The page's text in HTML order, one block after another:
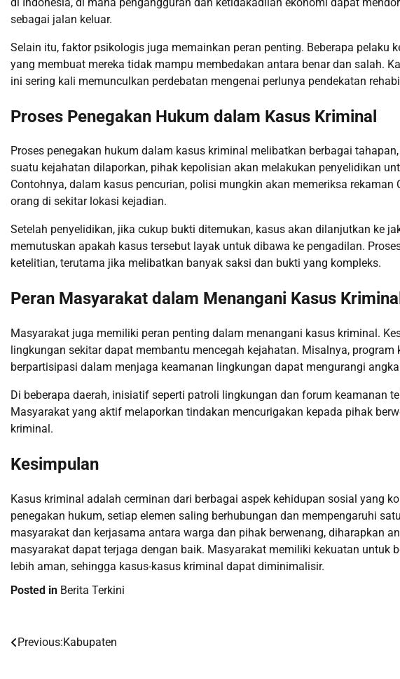
sebagai jalan keluar.
Selain itu, faktor psikologis juga memainkan peran penting. Beberapa pelaku
yang membuat mereka tidak mampu membedakan antara benar dan salah.
ini sering kali memunculkan perdebatan mengenai perlunya pendekatan
Proses Penegakan Hukum dalam Kasus Kriminal
Proses penegakan hukum dalam kasus kriminal melibatkan berbagai
suatu kejahatan dilaporkan, pihak kepolisian akan melakukan penyelidikan
Contohnya, dalam kasus pencurian, polisi mungkin akan memeriksa
orang di sekitar lokasi kejadian.
Setelah penyelidikan, jika cukup bukti ditemukan, kasus akan dilanjutkan ke
memutuskan apakah kasus tersebut layak untuk dibawa ke pengadilan.
ketelitian, terutama jika melibatkan banyak saksi dan bukti yang kompleks.
Peran Masyarakat dalam Menangani Kasus Kriminal
Masyarakat juga memiliki peran penting dalam menangani kasus kriminal.
lingkungan sekitar dapat membantu mencegah kejahatan. Misalnya,
berpartisipasi dalam menjaga keamanan lingkungan dapat mengurangi
Di beberapa daerah, inisiatif seperti patroli lingkungan dan forum keamanan
Masyarakat yang aktif melaporkan tindakan mencurigakan kepada pihak
kriminal.
Kesimpulan
Kasus kriminal adalah cerminan dari berbagai aspek kehidupan sosial yang
penegakan hukum, setiap elemen saling berhubungan dan mempengaruhi
masyarakat dan kerjasama antara warga dan pihak berwenang, diharapkan
masyarakat dapat terjaga dengan baik. Masyarakat memiliki kekuatan untuk
lebih aman, sehingga kasus-kasus kriminal dapat diminimalisir.
Posted in Berita Terkini
Post
Previous:Kabupaten